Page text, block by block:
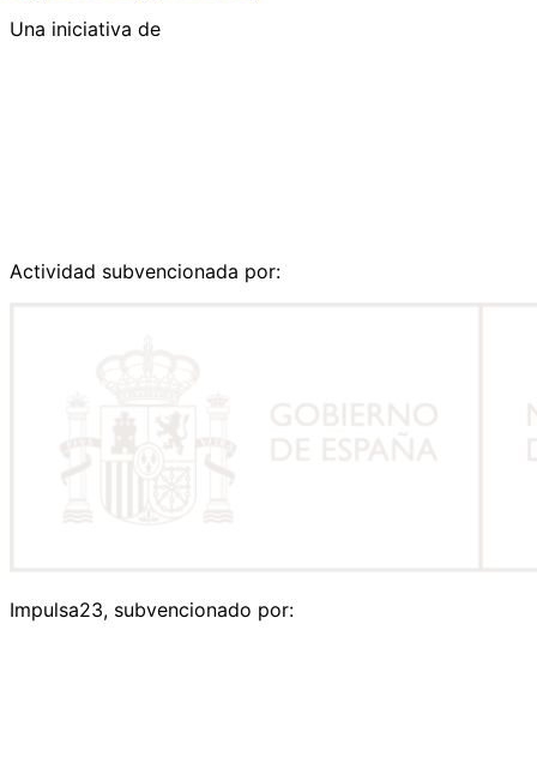
Una iniciativa de
Actividad subvencionada por:
Impulsa23, subvencionado por: